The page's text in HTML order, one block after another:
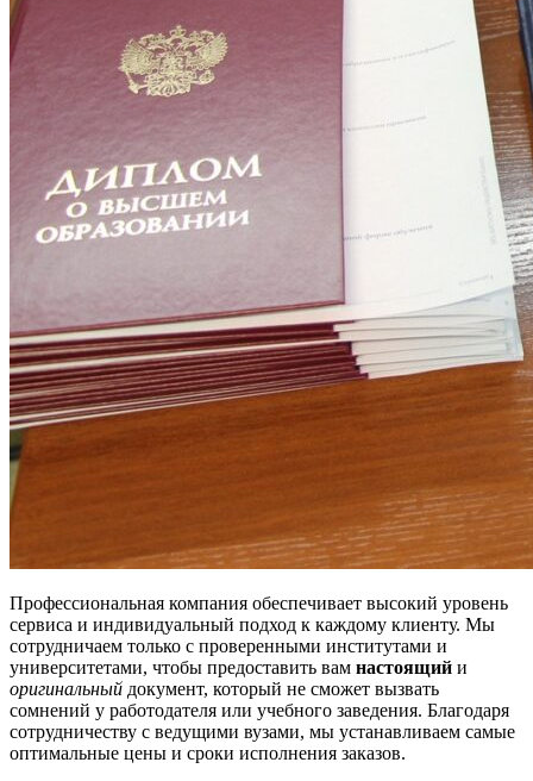
Профессиональная компания обеспечивает высокий уровень
сервиса и индивидуальный подход к каждому клиенту. Мы
сотрудничаем только с проверенными институтами и
университетами, чтобы предоставить вам настоящий и
оригинальный документ, который не сможет вызвать
сомнений у работодателя или учебного заведения. Благодаря
сотрудничеству с ведущими вузами, мы устанавливаем самые
оптимальные цены и сроки исполнения заказов.